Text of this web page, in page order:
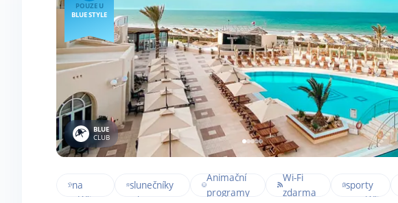
POUZE U
BLUE STYLE
BLUE
CLUB
na
pláži
slunečníky
zdarma
Animační
programy
Wi-Fi
zdarma
sporty
na pláži